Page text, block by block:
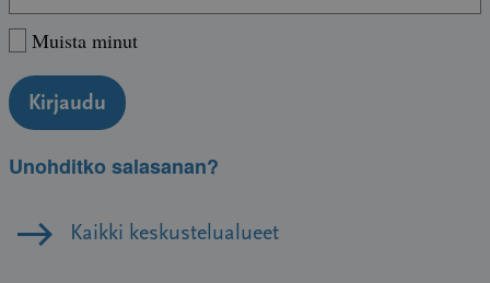
Muista minut
Kirjaudu
Unohditko salasanan?
Kaikki keskustelualueet